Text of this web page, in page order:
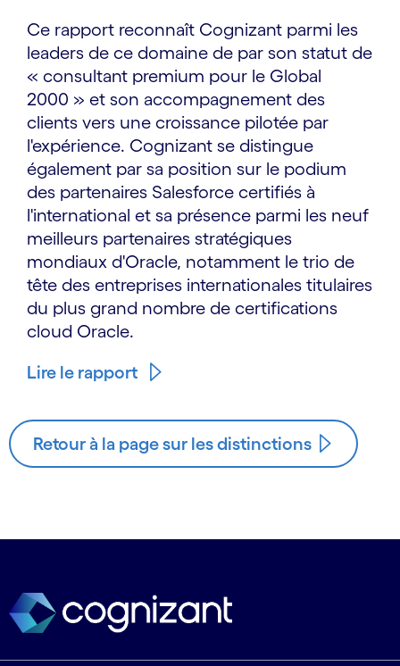
Ce rapport reconnaît Cognizant parmi les
leaders de ce domaine de par son statut de
« consultant premium pour le Global
2000 » et son accompagnement des
clients vers une croissance pilotée par
l'expérience. Cognizant se distingue
également par sa position sur le podium
des partenaires Salesforce certifiés à
l'international et sa présence parmi les neuf
meilleurs partenaires stratégiques
mondiaux d'Oracle, notamment le trio de
tête des entreprises internationales titulaires
du plus grand nombre de certifications
cloud Oracle.
Lire le rapport
Retour à la page sur les distinctions